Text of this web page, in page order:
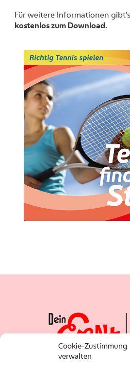
Cookie-Zustimmung
verwalten
Für weitere Informationen
kostenlos zum Download.